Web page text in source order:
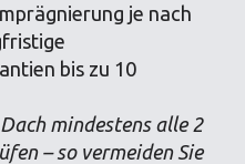
je nach
bis zu 10
Dach mindestens alle 2
– so vermeiden Sie